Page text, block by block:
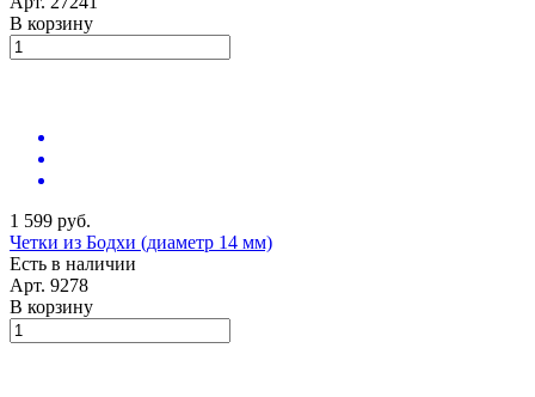
В корзину
1 599 руб.
Четки из Бодхи (диаметр 14 мм)
Есть в наличии
Арт. 9278
В корзину